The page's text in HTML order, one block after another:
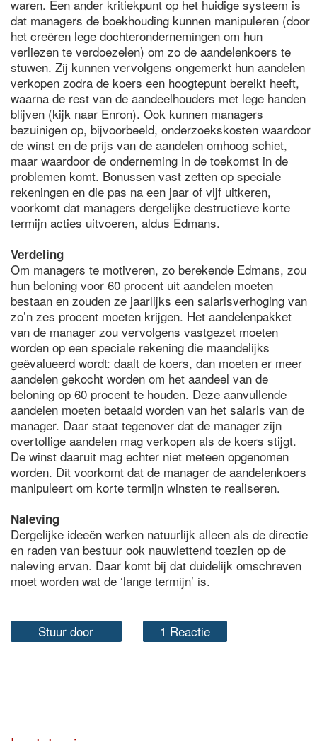
waren. Een ander kritiekpunt op het huidige systeem is
dat managers de boekhouding kunnen manipuleren (door
het creëren lege dochterondernemingen om hun
verliezen te verdoezelen) om zo de aandelenkoers te
stuwen. Zij kunnen vervolgens ongemerkt hun aandelen
verkopen zodra de koers een hoogtepunt bereikt heeft,
waarna de rest van de aandeelhouders met lege handen
blijven (kijk naar Enron). Ook kunnen managers
bezuinigen op, bijvoorbeeld, onderzoekskosten waardoor
de winst en de prijs van de aandelen omhoog schiet,
maar waardoor de onderneming in de toekomst in de
problemen komt. Bonussen vast zetten op speciale
rekeningen en die pas na een jaar of vijf uitkeren,
voorkomt dat managers dergelijke destructieve korte
termijn acties uitvoeren, aldus Edmans.
Verdeling
Om managers te motiveren, zo berekende Edmans, zou
hun beloning voor 60 procent uit aandelen moeten
bestaan en zouden ze jaarlijks een salarisverhoging van
zo’n zes procent moeten krijgen. Het aandelenpakket
van de manager zou vervolgens vastgezet moeten
worden op een speciale rekening die maandelijks
geëvalueerd wordt: daalt de koers, dan moeten er meer
aandelen gekocht worden om het aandeel van de
beloning op 60 procent te houden. Deze aanvullende
aandelen moeten betaald worden van het salaris van de
manager. Daar staat tegenover dat de manager zijn
overtollige aandelen mag verkopen als de koers stijgt.
De winst daaruit mag echter niet meteen opgenomen
worden. Dit voorkomt dat de manager de aandelenkoers
manipuleert om korte termijn winsten te realiseren.
Naleving
Dergelijke ideeën werken natuurlijk alleen als de directie
en raden van bestuur ook nauwlettend toezien op de
naleving ervan. Daar komt bij dat duidelijk omschreven
moet worden wat de ‘lange termijn’ is.
Stuur door 1 Reactie